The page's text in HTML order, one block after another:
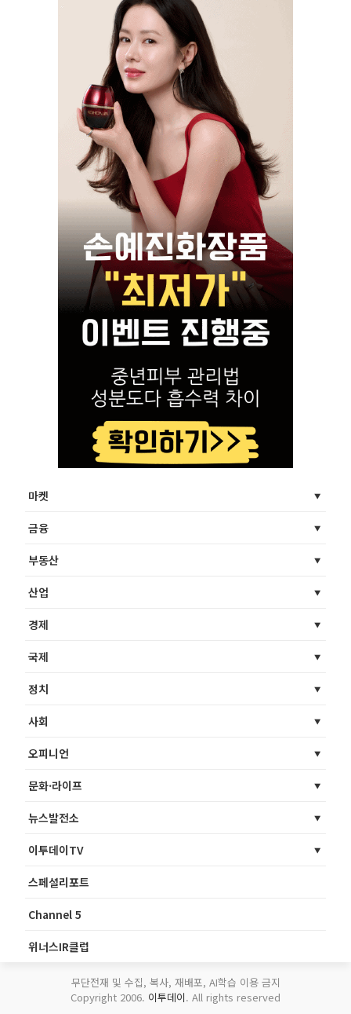
마켓
금융
부동산
산업
경제
국제
정치
사회
오피니언
문화·라이프
뉴스발전소
이투데이TV
스페셜리포트
Channel 5
위너스IR클럽
무단전재 및 수집, 복사, 재배포, AI학습 이용 금지
Copyright 2006. 이투데이. All rights reserved